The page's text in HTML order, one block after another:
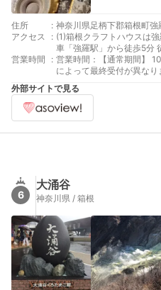
住所 : 神奈川県足柄下郡箱根町
アクセス
: (1)箱根クラフトハウスは強羅公
車「強羅駅」から徒歩5分
道がございます。 お時間
します。 (2)箱根登山ケーブルカー「公園下駅」から正門まで徒
歩1分 (3)強羅公園は山の斜面にある公園です。園内は急な勾配の
坂道や階段がございます。
便をお掛けします、予めご
営業時間 : 営業時間：【通常期間】
によって最終受付が異な
忙期のスケジュールにつ
認下さい。
外部サイトで見る
6
大涌谷
神奈川県 / 箱根